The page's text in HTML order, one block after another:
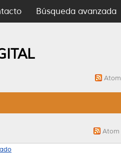
Búsqueda avanzada
Atom
Atom